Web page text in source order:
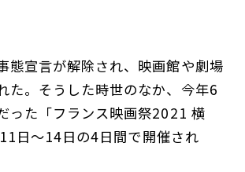
態宣言が解除され、映画館や劇場
た。そうした時世のなか、今年6
った「フランス映画祭2021 横
日～14日の4日間で開催され